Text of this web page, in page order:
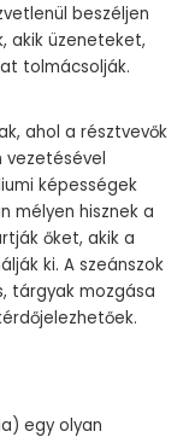
beszéljen
akik üzeneteket,
tolmácsolják.
ahol a résztvevők
vezetésével
képességek
mélyen hisznek a
őket, akik a
ki. A szeánszok
tárgyak mozgása
egy olyan